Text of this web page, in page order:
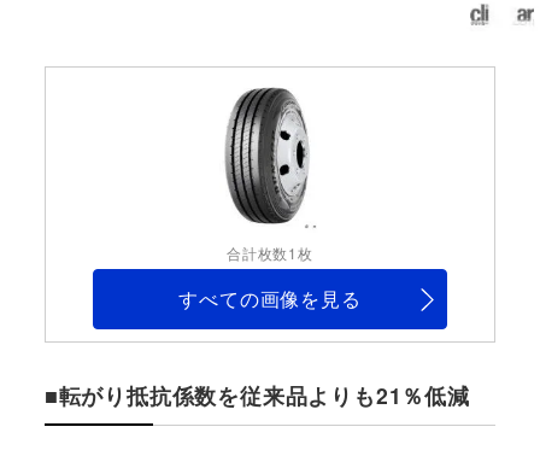
合計枚数1枚
すべての画像を見る
■転がり抵抗係数を従来品よりも21％低減